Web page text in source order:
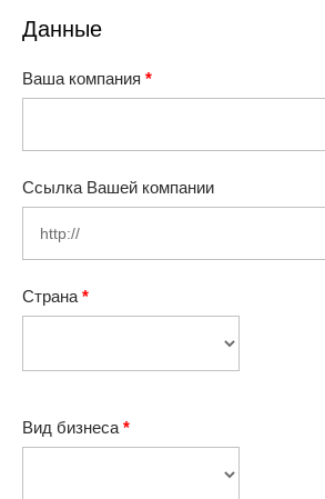
Данные
Ваша компания *
Ссылка Вашей компании
Страна *
Вид бизнеса *